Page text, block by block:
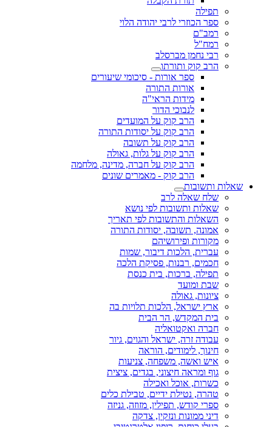
תפילה
ספר הכוזרי לרבי יהודה הלוי
רמב"ם
רמח"ל
רבי נחמן מברסלב
הרב קוק ותורתו
ספר אורות - סיכומי שיעורים
אורות התורה
מידות הראי"ה
לנבוכי הדור
הרב קוק על המועדים
הרב קוק על יסודות התורה
הרב קוק על תשובה
הרב קוק על גלות, גאולה
הרב קוק על חברה, מדינה, מלחמה
הרב קוק - מאמרים שונים
שאלות ותשובות
שלח שאלה לרב
שאלות ותשובות לפי נושא
השאלות והתשובות לפי תאריך
אמונה, תשובה, יסודות התורה
מקורות ופירושיהם
עברית, הלכות דיבור, שמות
חכמים, רבנות, פסיקת הלכה
תפילה, ברכות, בית כנסת
שבת ומועד
ציונות, גאולה
ארץ ישראל, הלכות תלויות בה
בית המקדש, הר הבית
חברה ואקטואליה
עבודה זרה, ישראל והגוים, גיור
חינוך, לימודים, הוראה
איש ואשה, משפחה, צניעות
גוף ומראה חיצוני, בגדים, ציצית
כשרות, אוכל ואכילה
טהרה, נטילת ידיים, טבילת כלים
ספרי קודש, תפילין, מזוזה, גניזה
דיני ממונות ונזקין, צדקה